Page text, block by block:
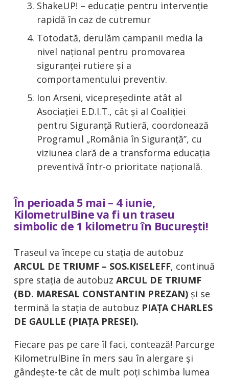
ShakeUP! – educație pentru intervenție
rapidă în caz de cutremur
Totodată, derulăm campanii media la
nivel național pentru promovarea
siguranței rutiere și a
comportamentului preventiv.
Ion Arseni, vicepreședinte atât al
Asociației E.D.I.T., cât și al Coaliției
pentru Siguranță Rutieră, coordonează
Programul „România în Siguranță”, cu
viziunea clară de a transforma educația
preventivă într-o prioritate națională.
În perioada 5 mai – 4 iunie,
KilometrulBine va fi un traseu
simbolic de 1 kilometru în București!
Traseul va începe cu stația de autobuz
ARCUL DE TRIUMF – SOS.KISELEFF, continuă
spre stația de autobuz ARCUL DE TRIUMF
(BD. MARESAL CONSTANTIN PREZAN) și se
termină la stația de autobuz PIAȚA CHARLES
DE GAULLE (PIAȚA PRESEI).
Fiecare pas pe care îl faci, contează! Parcurge
KilometrulBine în mers sau în alergare și
gândește-te cât de mult poți schimba lumea